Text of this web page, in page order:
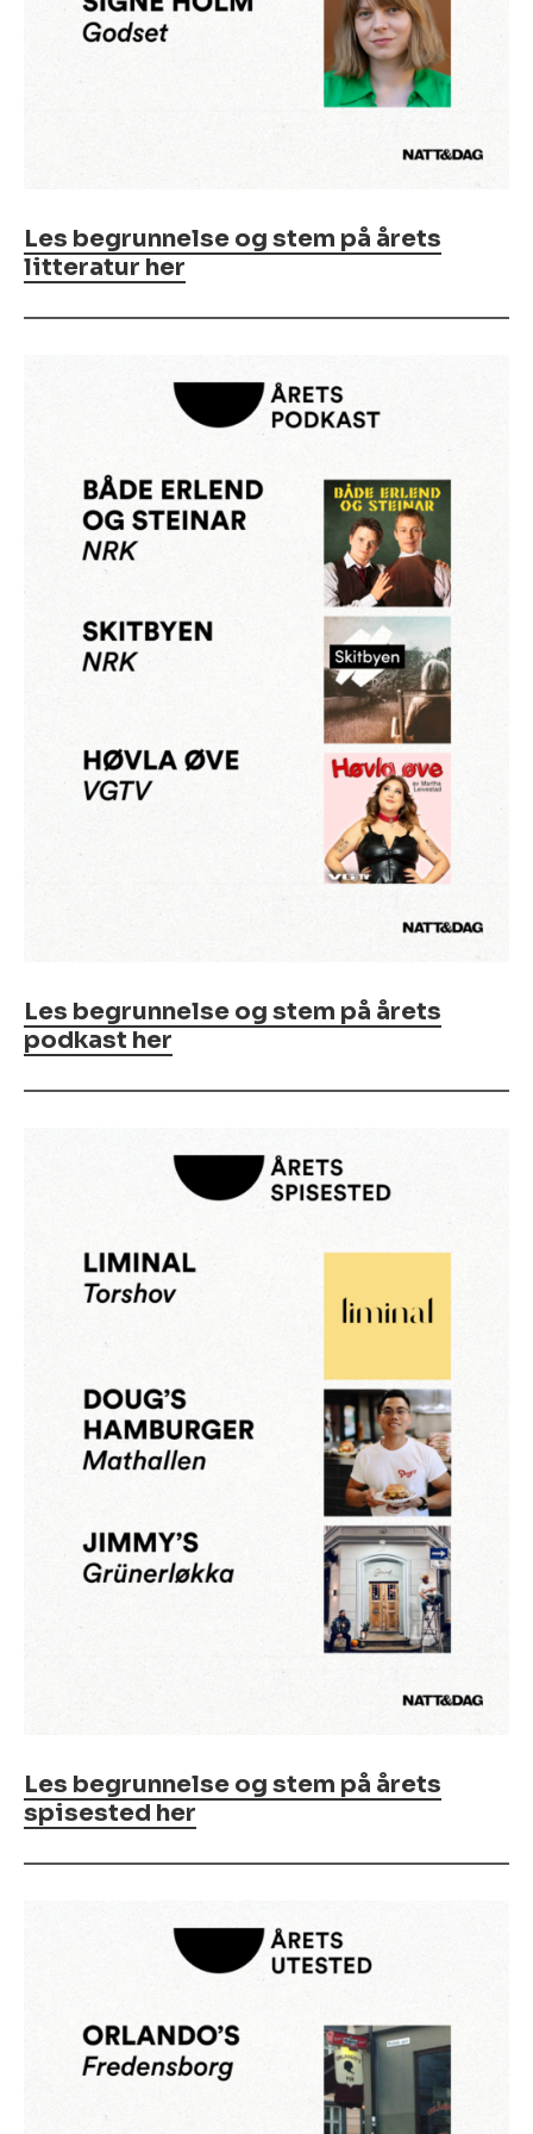
Les begrunnelse og stem på årets
litteratur her
Les begrunnelse og stem på årets
podkast her
Les begrunnelse og stem på årets
spisested her